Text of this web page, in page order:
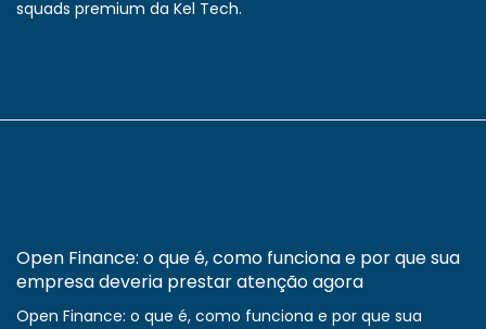
squads premium da Kel Tech.
Open Finance: o que é, como funciona e por que sua
empresa deveria prestar atenção agora
Open Finance: o que é, como funciona e por que sua